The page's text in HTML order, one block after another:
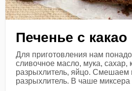
Печенье с какао
Для приготовления нам
сливочное масло, мука, сахар,
разрыхлитель, яйцо. Смешаем
разрыхлитель. В чаше